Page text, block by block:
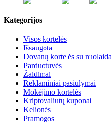
Kategorijos
Visos kortelės
Išsaugota
Dovanų kortelės su nuolaida
Parduotuvės
Žaidimai
Reklaminiai pasiūlymai
Mokėjimo kortelės
Kriptovaliutų kuponai
Kelionės
Pramogos